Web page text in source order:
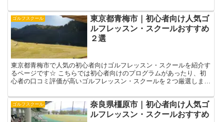
ゴルフスクール
東京都青梅市｜初心者向け人気ゴ
ルフレッスン・スクールおすすめ
２選
東京都青梅市で人気の初心者向けゴルフレッスン・スクールを紹介す
るページです☆ こちらでは初心者向けのプログラムがあったり、初
心者の口コミ評価が高いゴルフレッスン・スクールを２つ厳選しまし
ゴルフスクール
奈良県橿原市｜初心者向け人気ゴ
ルフレッスン・スクールおすすめ